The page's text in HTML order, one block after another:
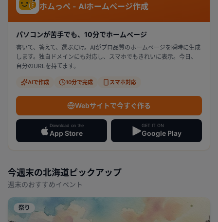
ホムっぺ - AIホームページ作成
パソコンが苦手でも、10分でホームページ
書いて、答えて、選ぶだけ。AIがプロ品質のホームページを瞬時に生成
します。独自ドメインにも対応し、スマホでもきれいに表示。今日、
自分のURLを持てます。
AIで作成 10分で完成 スマホ対応
Webサイトで今すぐ作る
Download on the
App Store
GET IT ON
Google Play
今週末の北海道 ピックアップ
週末のおすすめイベント
祭り